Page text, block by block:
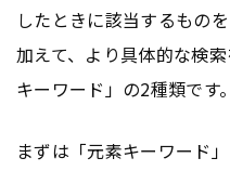
したときに該当するもの
加えて、より具体的な検
キーワード」の2種類です。
まずは「元素キーワード